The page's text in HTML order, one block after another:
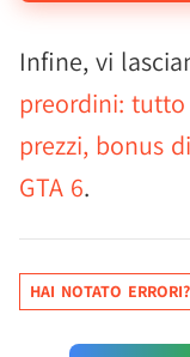
Infine, vi
preordini:
prezzi, bonus
GTA 6.
HAI NOTATO ERRORI?